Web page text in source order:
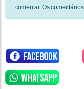
comentar. Os